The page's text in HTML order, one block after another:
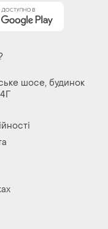
шосе, будинок
захищені